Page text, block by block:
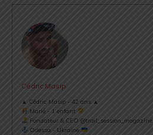
Cédric Masip
▲ Cédric Masip - 42 ans ▲
Marié - 1 enfant
Fondateur & CEO @trail_session_magazine
Odessa - Ukraine